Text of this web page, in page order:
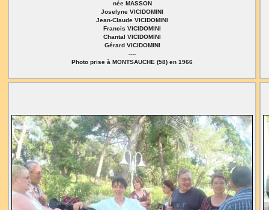
née MASSON
Joselyne VICIDOMINI
Jean-Claude VICIDOMINI
Francis VICIDOMINI
Chantal VICIDOMINI
Gérard VICIDOMINI
----
Photo prise à MONTSAUCHE (58) en 1966